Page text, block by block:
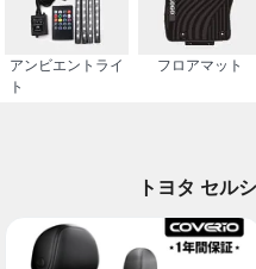
アンビエントライ
ト
フロアマット
トヨタ セル